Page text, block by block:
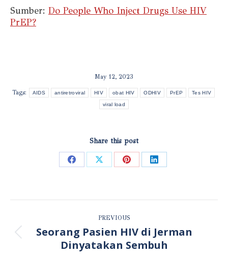
Sumber: Do People Who Inject Drugs Use HIV
PrEP?
May 12, 2023
Tags: AIDS antiretroviral HIV obat HIV ODHIV PrEP Tes HIV
viral load
Share this post
Share Share Share Share
NAVIGATION PREVIOUS
Previous
post:
Seorang Pasien HIV di Jerman
Dinyatakan Sembuh